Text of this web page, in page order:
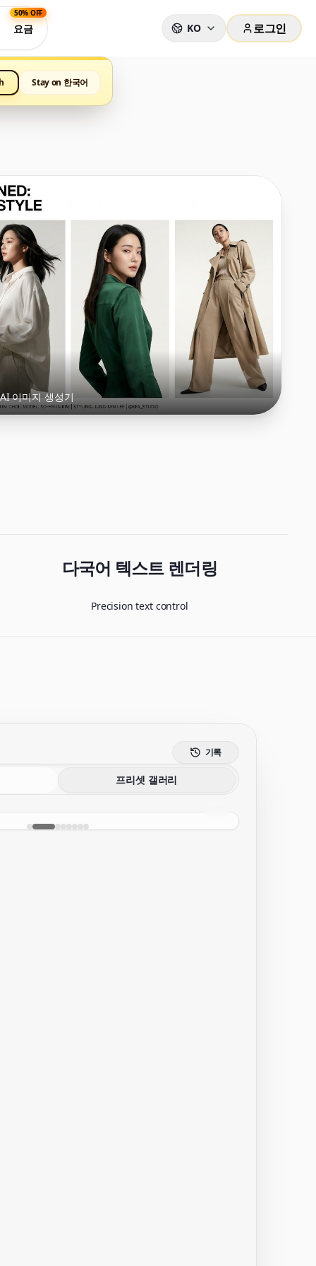
요금
50% OFF
KO 로그인
Stay on 한국어
이미지 생성기
다국어 텍스트 렌더링
Precision text control
기록
프리셋 갤러리